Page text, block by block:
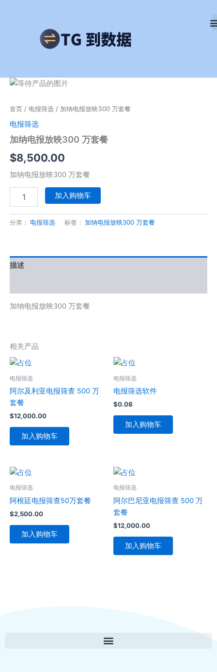
首页 / 电报筛选 / 加纳电报放映300 万套餐
电报筛选
加纳电报放映300 万套餐
$8,500.00
加纳电报放映300 万套餐
加
报
放
映
300
套
餐
数
量
加入购物车
分类： 电报筛选 标签： 加纳电报放映300 万套餐
描述
加纳电报放映300 万套餐
相关产品
电报筛选
阿尔及利亚电报筛查 500 万
套餐
$12,000.00
加入购物车
电报筛选
电报筛选软件
$0.08
加入购物车
电报筛选
阿根廷电报筛查50万套餐
$2,500.00
加入购物车
电报筛选
阿尔巴尼亚电报筛查 500 万
套餐
$12,000.00
加入购物车